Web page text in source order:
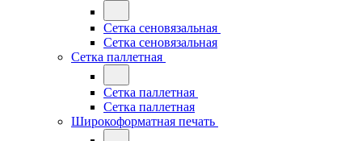
Сетка сеновязальная
Сетка сеновязальная
Сетка паллетная
Сетка паллетная
Сетка паллетная
Широкоформатная печать